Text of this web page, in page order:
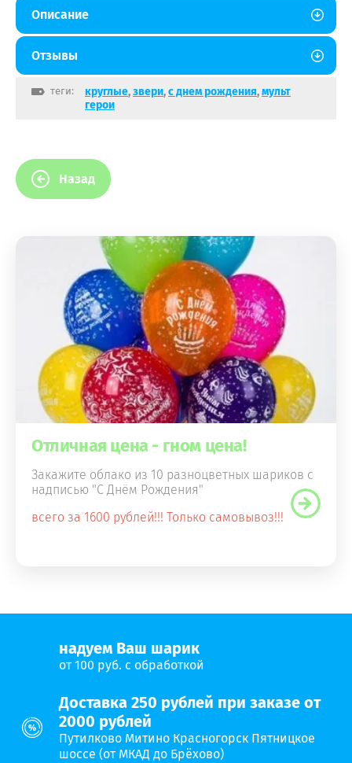
Описание
Отзывы
теги: круглые,звери,с днем рождения,мульт
герои
Назад
Отличная цена - гном цена!
Закажите облако из 10 разноцветных шариков с
надписью "С Днём Рождения"
всего за 1600 рублей!!! Только самовывоз!!!
надуем Ваш шарик
от 100 руб. с обработкой
Доставка 250 рублей при заказе от
2000 рублей
Путилково Митино Красногорск Пятницкое
шоссе (от МКАД до Брёхово)